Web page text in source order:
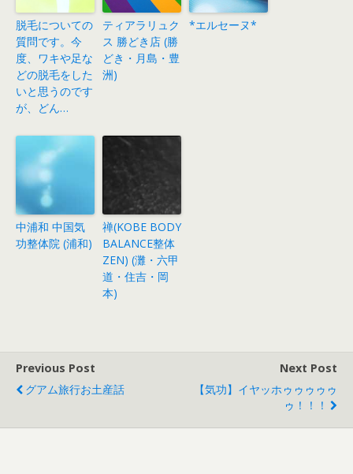
脱毛についての
質問です。今
度、ワキや足な
どの脱毛をした
いと思うのです
が、どん…
ティアラリュク
ス 勝どき店 (勝
どき・月島・豊
洲)
*エルセーヌ*
中浦和 中国気
功整体院 (浦和)
禅(KOBE BODY
BALANCE整体
ZEN) (灘・六甲
道・住吉・岡
本)
Previous Post
グアム旅行お土産話
Next Post
【気功】イヤッホゥゥゥゥゥ
ゥ！！！